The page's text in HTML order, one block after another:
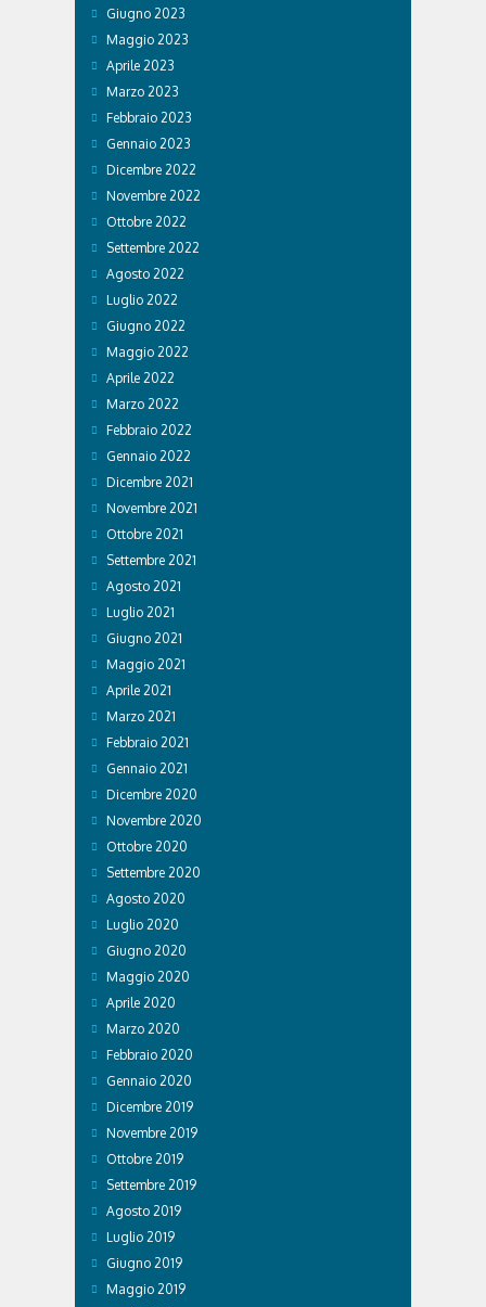
Giugno 2023
Maggio 2023
Aprile 2023
Marzo 2023
Febbraio 2023
Gennaio 2023
Dicembre 2022
Novembre 2022
Ottobre 2022
Settembre 2022
Agosto 2022
Luglio 2022
Giugno 2022
Maggio 2022
Aprile 2022
Marzo 2022
Febbraio 2022
Gennaio 2022
Dicembre 2021
Novembre 2021
Ottobre 2021
Settembre 2021
Agosto 2021
Luglio 2021
Giugno 2021
Maggio 2021
Aprile 2021
Marzo 2021
Febbraio 2021
Gennaio 2021
Dicembre 2020
Novembre 2020
Ottobre 2020
Settembre 2020
Agosto 2020
Luglio 2020
Giugno 2020
Maggio 2020
Aprile 2020
Marzo 2020
Febbraio 2020
Gennaio 2020
Dicembre 2019
Novembre 2019
Ottobre 2019
Settembre 2019
Agosto 2019
Luglio 2019
Giugno 2019
Maggio 2019